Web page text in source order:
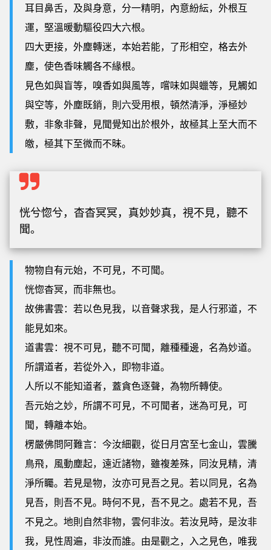
耳目鼻舌，及與身意，分一精明，內意紛紜，外根互
運，堅溫暖動驅役四大六根。
四大更接，外塵轉迷，本始若能，了形相空，格去外
塵，使色香味觸各不緣根。
見色如與盲等，嗅香如與風等，嚐味如與蠟等，見觸如
與空等，外塵既銷，則六受用根，頓然清淨，淨極妙
敷，非象非聲，見聞覺知出於根外，故極其上至大而不
皦，極其下至微而不昧。
恍兮惚兮，杳杳冥冥，真妙妙真，視不見，聽不
聞。
物物自有元始，不可見，不可聞。
恍惚杳冥，而非無也。
故佛書雲：若以色見我，以音聲求我，是人行邪道，不
能見如來。
道書雲：視不可見，聽不可聞，離種種邊，名為妙道。
所謂道者，若從外入，即物非道。
人所以不能知道者，蓋貪色逐聲，為物所轉使。
吾元始之妙，所謂不可見，不可聞者，迷為可見，可
聞，轉離本始。
楞嚴佛問阿難言：今汝細觀，從日月宮至七金山，雲騰
鳥飛，風動塵起，遠近諸物，雖複差殊，同汝見精，清
淨所矚。若見是物，汝亦可見吾之見。若以同見，名為
見吾，則吾不見。時何不見，吾不見之。處若不見，吾
不見之。地則自然非物，雲何非汝。若汝見時，是汝非
我，見性周遍，非汝而誰。由是觀之，入之見色，唯我